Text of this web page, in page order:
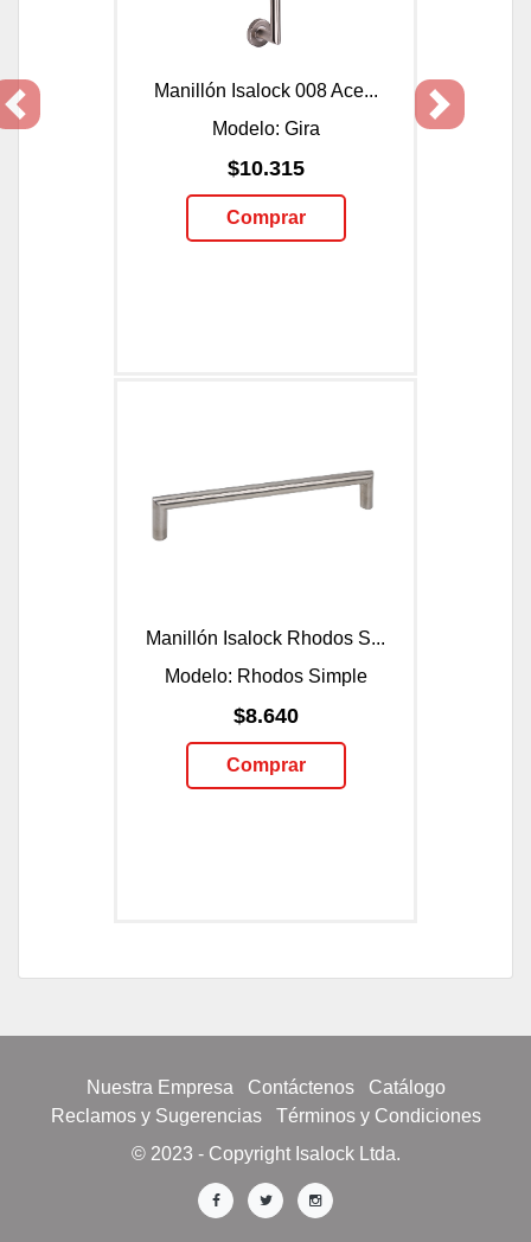
Manillón Isalock 008 Ace...
Modelo: Gira
$10.315
Comprar
Manillón Isalock Rhodos S...
Modelo: Rhodos Simple
$8.640
Comprar
Previous Next
Nuestra Empresa Contáctenos
Catálogo
Reclamos y Sugerencias
Términos y Condiciones
© 2023 - Copyright Isalock Ltda.